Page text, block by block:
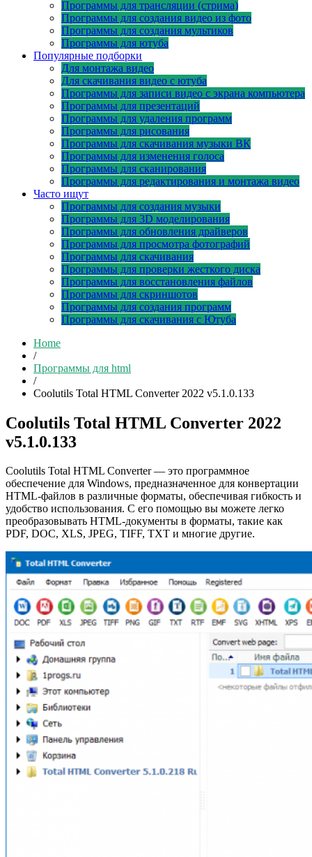
Программы для трансляции (стрима)
Программы для создания видео из фото
Программы для создания мультиков
Программы для ютуба
Популярные подборки
Для монтажа видео
Для скачивания видео с ютуба
Программы для записи видео с экрана компьютера
Программы для презентаций
Программы для удаления программ
Программы для рисования
Программы для скачивания музыки ВК
Программы для изменения голоса
Программы для сканирования
Программы для редактирования и монтажа видео
Часто ищут
Программы для создания музыки
Программы для 3D моделирования
Программы для обновления драйверов
Программы для просмотра фотографий
Программы для скачивания
Программы для проверки жесткого диска
Программы для восстановления файлов
Программы для скриншотов
Программы для создания программ
Программы для скачивания с Ютуба
Home
/
Программы для html
/
Coolutils Total HTML Converter 2022 v5.1.0.133
Coolutils Total HTML Converter 2022
v5.1.0.133
Coolutils Total HTML Converter — это программное
обеспечение для Windows, предназначенное для конвертации
HTML-файлов в различные форматы, обеспечивая гибкость и
удобство использования. С его помощью вы можете легко
преобразовывать HTML-документы в форматы, такие как
PDF, DOC, XLS, JPEG, TIFF, TXT и многие другие.